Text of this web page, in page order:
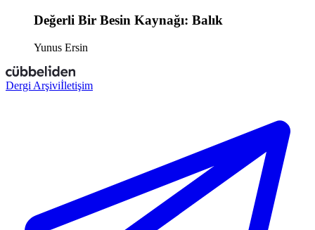
Değerli Bir Besin Kaynağı: Balık
Yunus Ersin
Dergi Arşiviİletişim